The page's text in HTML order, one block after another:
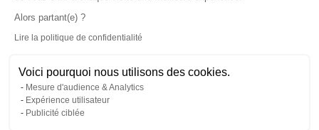
Alors partant(e) ?
Lire la politique de confidentialité
Voici pourquoi nous utilisons des cookies.
Mesure d'audience & Analytics
Expérience utilisateur
Publicité ciblée
Axeptio consent
Définir comme magasin préféré
7 Beauvais - Allonne - Fermé
Rue Paul Gréber